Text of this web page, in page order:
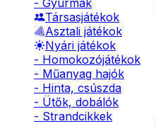
- Gyurmák
Társasjátékok
Asztali játékok
Nyári játékok
- Homokozójátékok
- Műanyag hajók
- Hinta, csúszda
- Ütők, dobálók
- Strandcikkek